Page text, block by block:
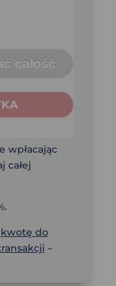
całość
wpłacając
całej
kwotę do
–